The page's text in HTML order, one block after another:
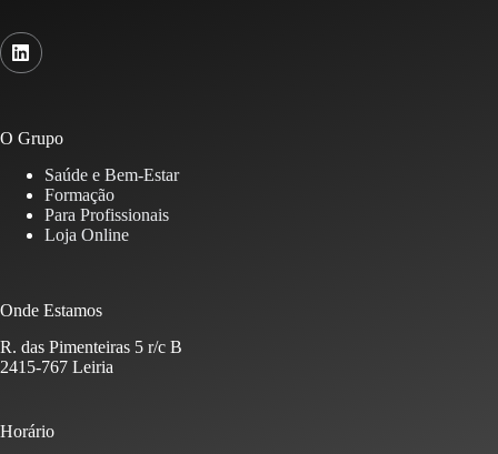
O Grupo
Saúde e Bem-Estar
Formação
Para Profissionais
Loja Online
Onde Estamos
R. das Pimenteiras 5 r/c B
2415-767 Leiria
Horário